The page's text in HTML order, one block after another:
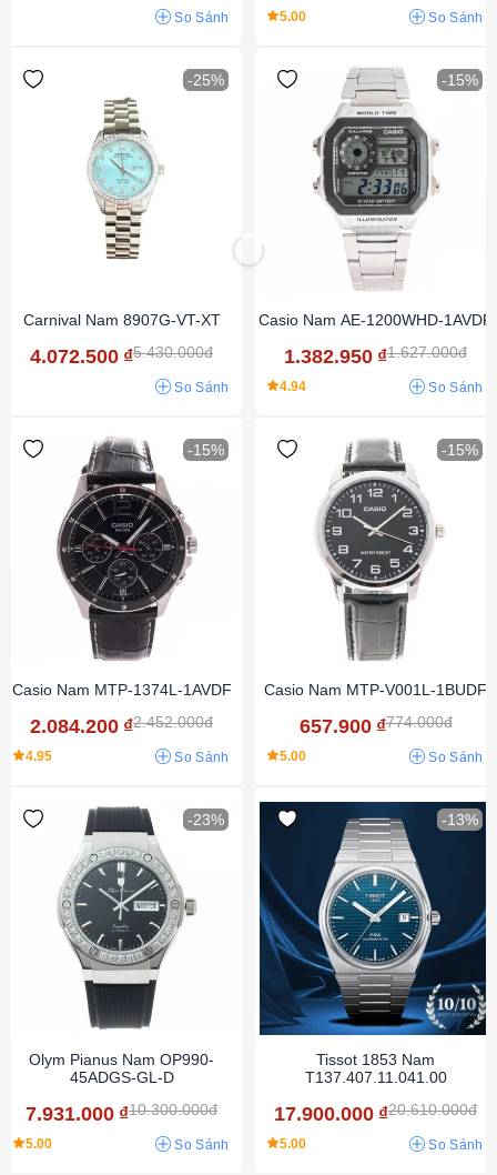
So Sánh 5.00 So Sánh
-25%
Carnival Nam 8907G-VT-XT
4.072.500 ₫5.430.000đ
So Sánh
-15%
Casio Nam AE-1200WHD-1AVDF
1.382.950 ₫1.627.000đ
4.94 So Sánh
-15%
Casio Nam MTP-1374L-1AVDF
2.084.200 ₫2.452.000đ
4.95 So Sánh
-15%
Casio Nam MTP-V001L-1BUDF
657.900 ₫774.000đ
5.00 So Sánh
-23%
Olym Pianus Nam OP990-
45ADGS-GL-D
7.931.000 ₫10.300.000đ
5.00 So Sánh
-13%
Tissot 1853 Nam
T137.407.11.041.00
17.900.000 ₫20.610.000đ
5.00 So Sánh